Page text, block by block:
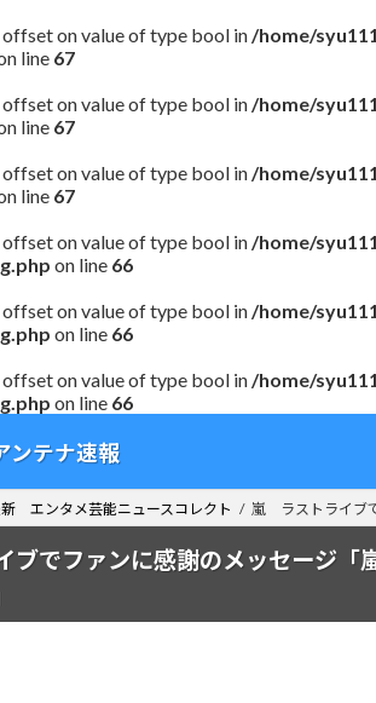
on value of type bool in/home/
line 67
on value of type bool in/home/
line 67
on value of type bool in/home/
line 67
on value of type bool in/home/
on line 66
on value of type bool in/home/
on line 66
on value of type bool in/home/
on line 66
ンテナ速報
エンタメ芸能ニュースコレクト 嵐 ラストライブ
でファンに感謝のメッセージ「